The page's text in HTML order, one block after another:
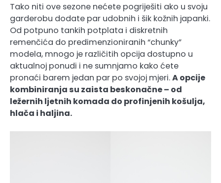
Tako niti ove sezone nećete pogriješiti ako u svoju
garderobu dodate par udobnih i šik kožnih japanki.
Od potpuno tankih potplata i diskretnih
remenčića do predimenzioniranih “chunky”
modela, mnogo je različitih opcija dostupno u
aktualnoj ponudi i ne sumnjamo kako ćete
pronaći barem jedan par po svojoj mjeri.A opcije
kombiniranja su zaista beskonačne – od
ležernih ljetnih komada do profinjenih košulja,
hlača i haljina.